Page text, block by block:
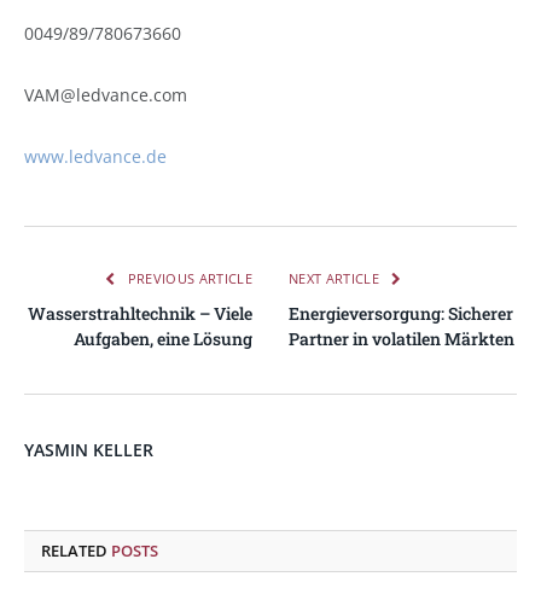
0049/89/780673660
VAM@ledvance.com
www.ledvance.de
PREVIOUS ARTICLE
Wasserstrahltechnik – Viele
Aufgaben, eine Lösung
NEXT ARTICLE
Energieversorgung: Sicherer
Partner in volatilen Märkten
YASMIN KELLER
RELATED POSTS